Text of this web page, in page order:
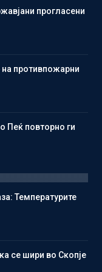
прогласени
противпожарни
Пеќ повторно ги
Температурите
се шири во Скопје